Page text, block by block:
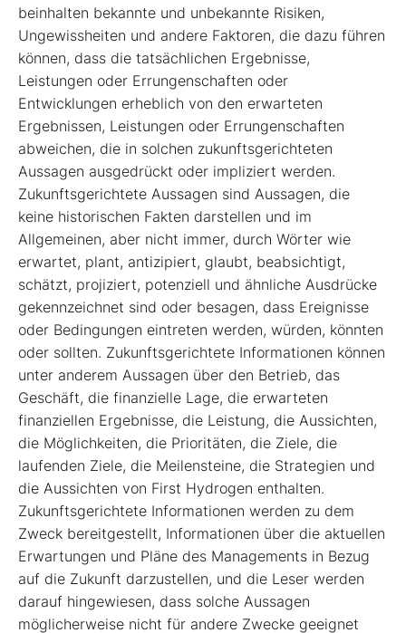
beinhalten bekannte und unbekannte Risiken,
Ungewissheiten und andere Faktoren, die dazu führen
können, dass die tatsächlichen Ergebnisse,
Leistungen oder Errungenschaften oder
Entwicklungen erheblich von den erwarteten
Ergebnissen, Leistungen oder Errungenschaften
abweichen, die in solchen zukunftsgerichteten
Aussagen ausgedrückt oder impliziert werden.
Zukunftsgerichtete Aussagen sind Aussagen, die
keine historischen Fakten darstellen und im
Allgemeinen, aber nicht immer, durch Wörter wie
erwartet, plant, antizipiert, glaubt, beabsichtigt,
schätzt, projiziert, potenziell und ähnliche Ausdrücke
gekennzeichnet sind oder besagen, dass Ereignisse
oder Bedingungen eintreten werden, würden, könnten
oder sollten. Zukunftsgerichtete Informationen können
unter anderem Aussagen über den Betrieb, das
Geschäft, die finanzielle Lage, die erwarteten
finanziellen Ergebnisse, die Leistung, die Aussichten,
die Möglichkeiten, die Prioritäten, die Ziele, die
laufenden Ziele, die Meilensteine, die Strategien und
die Aussichten von First Hydrogen enthalten.
Zukunftsgerichtete Informationen werden zu dem
Zweck bereitgestellt, Informationen über die aktuellen
Erwartungen und Pläne des Managements in Bezug
auf die Zukunft darzustellen, und die Leser werden
darauf hingewiesen, dass solche Aussagen
möglicherweise nicht für andere Zwecke geeignet